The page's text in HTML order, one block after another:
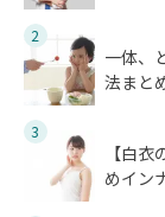
2
一体、
法まと
3
【白
めイン